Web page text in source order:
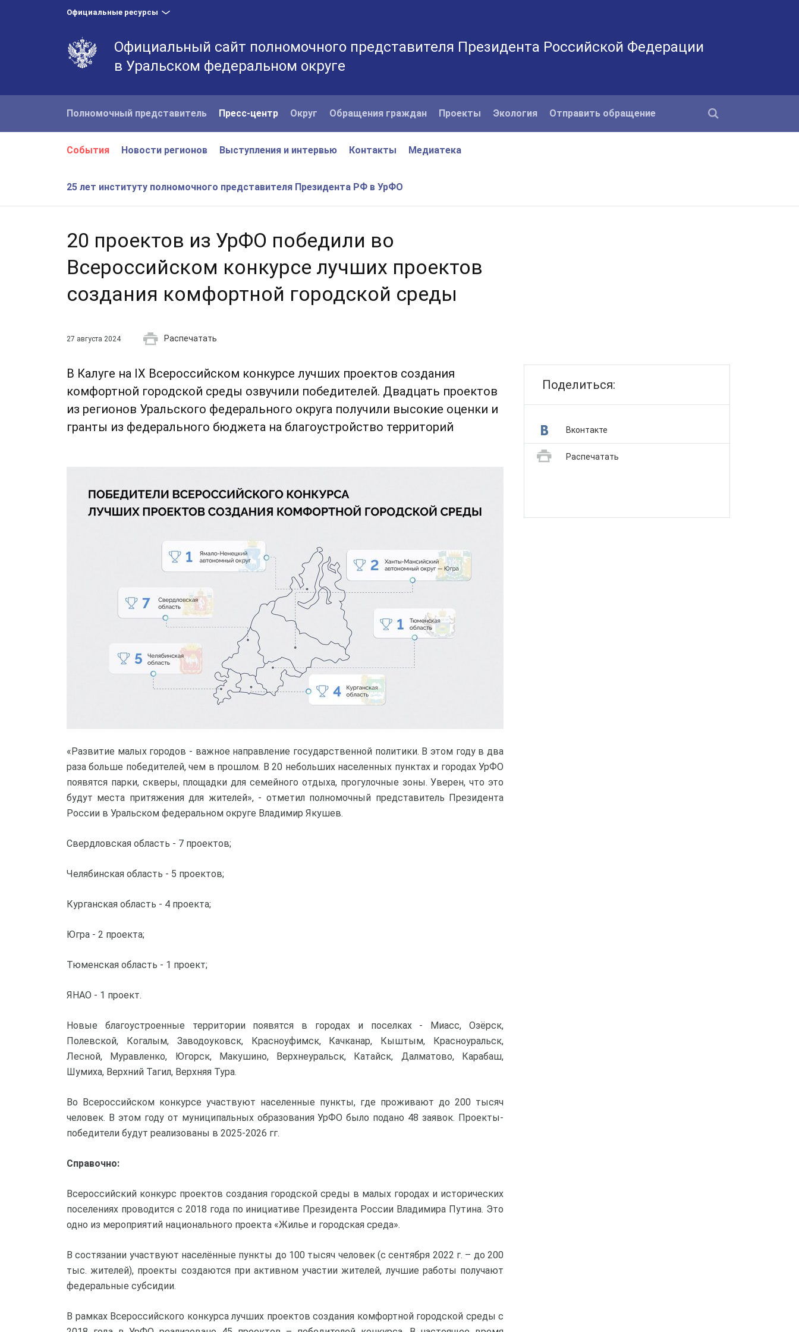
Официальные ресурсы
Официальный сайт полномочного представителя Президента Российской Федерации
в Уральском федеральном округе
Полномочный представитель Пресс-центр Округ Обращения граждан Проекты Экология Отправить обращение
События Новости регионов Выступления и интервью Контакты Медиатека
25 лет институту полномочного представителя Президента РФ в УрФО
20 проектов из УрФО победили во
Всероссийском конкурсе лучших проектов
создания комфортной городской среды
27 августа 2024 Распечатать
В Калуге на IX Всероссийском конкурсе лучших проектов создания
комфортной городской среды озвучили победителей. Двадцать проектов
из регионов Уральского федерального округа получили высокие оценки и
гранты из федерального бюджета на благоустройство территорий
«Развитие малых городов - важное направление государственной политики. В этом году в два
раза больше победителей, чем в прошлом. В 20 небольших населенных пунктах и городах УрФО
появятся парки, скверы, площадки для семейного отдыха, прогулочные зоны. Уверен, что это
будут места притяжения для жителей», - отметил полномочный представитель Президента
России в Уральском федеральном округе Владимир Якушев.
Свердловская область - 7 проектов;
Челябинская область - 5 проектов;
Курганская область - 4 проекта;
Югра - 2 проекта;
Тюменская область - 1 проект;
ЯНАО - 1 проект.
Новые благоустроенные территории появятся в городах и поселках - Миасс, Озёрск,
Полевской, Когалым, Заводоуковск, Красноуфимск, Качканар, Кыштым, Красноуральск,
Лесной, Муравленко, Югорск, Макушино, Верхнеуральск, Катайск, Далматово, Карабаш,
Шумиха, Верхний Тагил, Верхняя Тура.
Во Всероссийском конкурсе участвуют населенные пункты, где проживают до 200 тысяч
человек. В этом году от муниципальных образования УрФО было подано 48 заявок. Проекты-
победители будут реализованы в 2025-2026 гг.
Справочно:
Всероссийский конкурс проектов создания городской среды в малых городах и исторических
поселениях проводится с 2018 года по инициативе Президента России Владимира Путина. Это
одно из мероприятий национального проекта «Жилье и городская среда».
В состязании участвуют населённые пункты до 100 тысяч человек (с сентября 2022 г. – до 200
тыс. жителей), проекты создаются при активном участии жителей, лучшие работы получают
федеральные субсидии.
В рамках Всероссийского конкурса лучших проектов создания комфортной городской среды с
Поделиться:
Вконтакте
Распечатать